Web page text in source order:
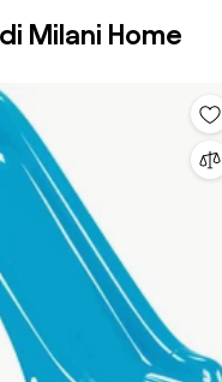
Milani Home